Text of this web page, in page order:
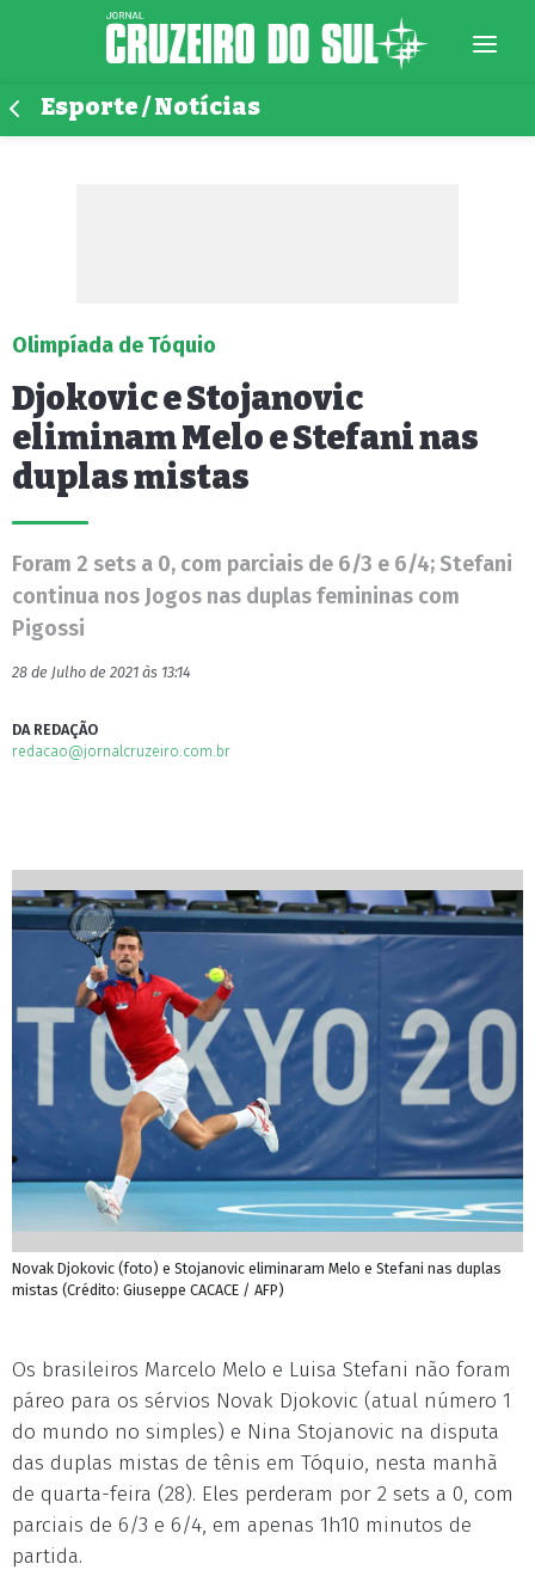
Esporte / Notícias
Olimpíada de Tóquio
Djokovic e Stojanovic
eliminam Melo e Stefani nas
duplas mistas
Foram 2 sets a 0, com parciais de 6/3 e 6/4; Stefani
continua nos Jogos nas duplas femininas com
Pigossi
28 de Julho de 2021 às 13:14
DA REDAÇÃO
redacao@jornalcruzeiro.com.br
Novak Djokovic (foto) e Stojanovic eliminaram Melo e Stefani nas duplas
mistas (Crédito: Giuseppe CACACE / AFP)
Os brasileiros Marcelo Melo e Luisa Stefani não foram
páreo para os sérvios Novak Djokovic (atual número 1
do mundo no simples) e Nina Stojanovic na disputa
das duplas mistas de tênis em Tóquio, nesta manhã
de quarta-feira (28). Eles perderam por 2 sets a 0, com
parciais de 6/3 e 6/4, em apenas 1h10 minutos de
partida.